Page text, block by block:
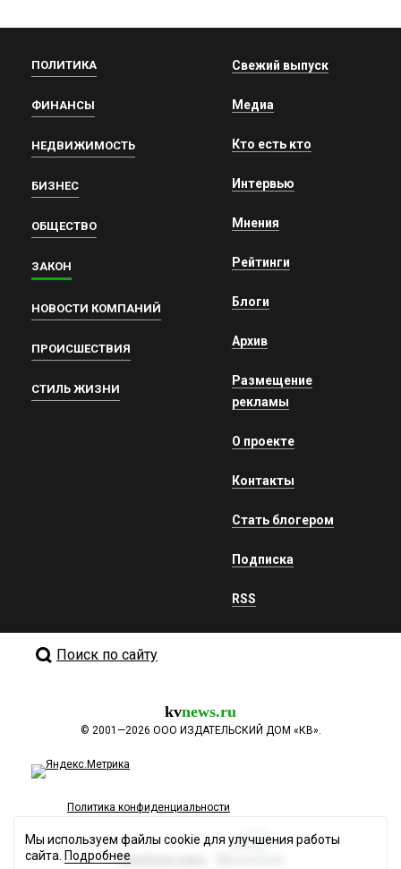
ПОЛИТИКА
ФИНАНСЫ
НЕДВИЖИМОСТЬ
БИЗНЕС
ОБЩЕСТВО
ЗАКОН
НОВОСТИ КОМПАНИЙ
ПРОИСШЕСТВИЯ
СТИЛЬ ЖИЗНИ
Свежий выпуск
Медиа
Кто есть кто
Интервью
Мнения
Рейтинги
Блоги
Архив
Размещение
рекламы
О проекте
Контакты
Стать блогером
Подписка
RSS
Поиск по сайту
kvnews.ru
© 2001—2026 ООО ИЗДАТЕЛЬСКИЙ ДОМ «КВ».
Политика конфиденциальности
Разработка сайта
Мы используем файлы cookie для улучшения работы
сайта. Подробнее